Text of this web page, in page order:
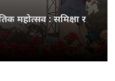
महोत्सव : समिक्षा र